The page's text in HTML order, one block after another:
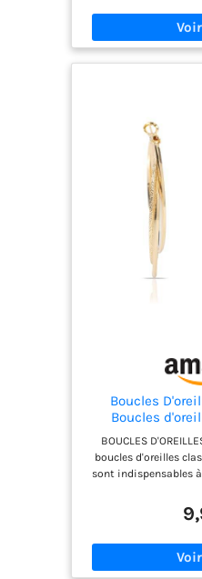
pour tous les jours et
Vous rend plus
une sensation de
Confortable à porter
cerceaux en or et
images. Nous
peuvent pas ouvrir
volumineuses sont
portées presque
journée. Les boucles
conviennent
à la mode et peuvent
Un Cadeau Avec
soigneusement ces
comme un
mariage, la Saint-
Noël, etc. Ce n'est
s'agit de votre cœur
des questions ou
boucles d'oreilles
contacter. Nous
heures et vous
Boucles
Boucles
BOUCLES
boucles d'oreilles
sont indispensables
3 cercles empilés
ajoute au caractère
d'oreilles pour
plaqué argent de